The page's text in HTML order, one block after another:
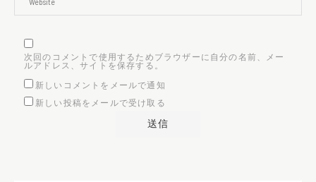
次回のコメントで使用するためブラウザーに自分の名前、メー
ルアドレス、サイトを保存する。
新しいコメントをメールで通知
新しい投稿をメールで受け取る